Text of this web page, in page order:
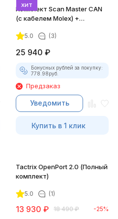
хит
Комплект Scan Master CAN
(с кабелем Molex) +
5.0 (3)
25 940 ₽
Бонусных рублей за покупку:
778.98руб.
Предзаказ
Уведомить
Купить в 1 клик
Tactrix OpenPort 2.0 (Полный
комплект)
5.0 (1)
13 930 ₽ 18 490 ₽ -25%